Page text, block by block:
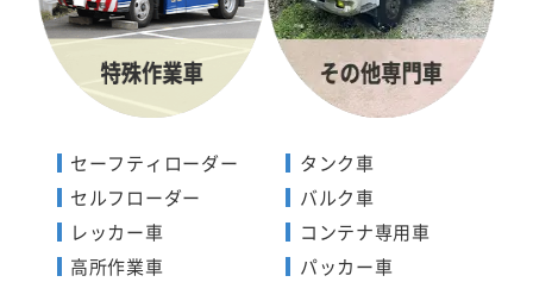
セーフティローダー
セルフローダー
レッカー車
高所作業車
タンク車
バルク車
コンテナ専用車
パッカー車